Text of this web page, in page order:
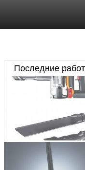
Последние